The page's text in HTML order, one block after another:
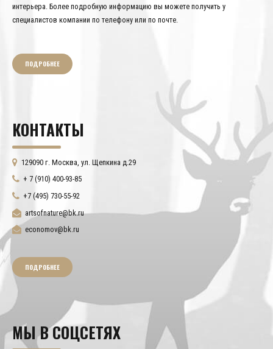
интерьера. Более подробную информацию вы можете получить у
специалистов компании по телефону или по почте.
ПОДРОБНЕЕ
КОНТАКТЫ
129090 г. Москва, ул. Щепкина д.29
+ 7 (910) 400-93-85
+7 (495) 730-55-92
artsofnature@bk.ru
economov@bk.ru
ПОДРОБНЕЕ
МЫ В СОЦСЕТЯХ